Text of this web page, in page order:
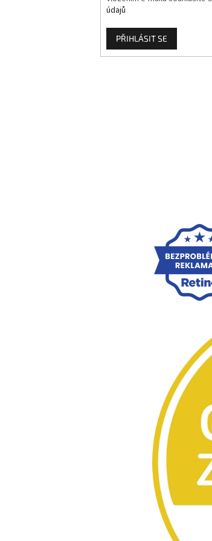
údajů
PŘIHLÁSIT SE